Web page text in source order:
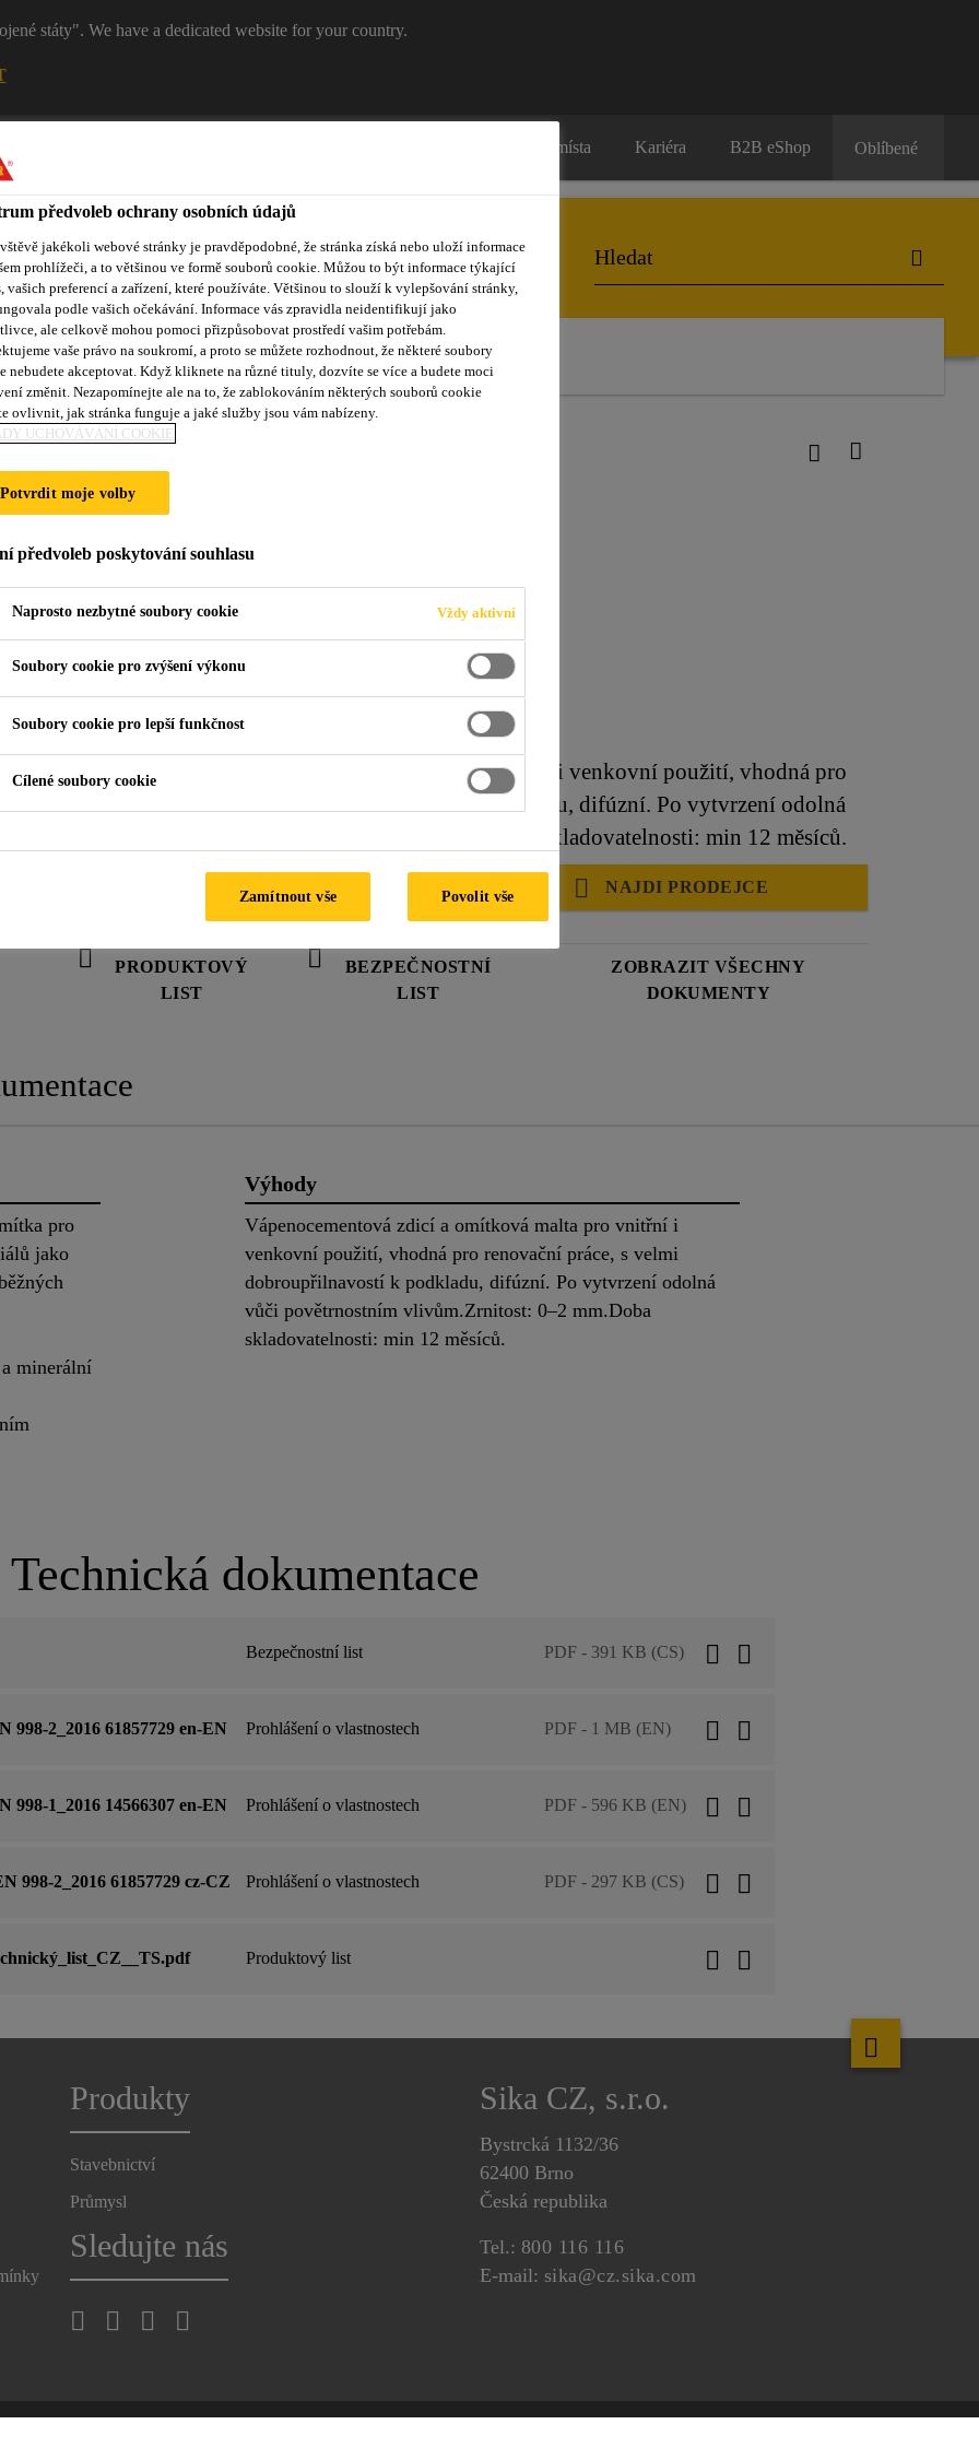
státy". We have a dedicated website for your country.
Prodejní místa Kariéra B2B eShop Oblíbené
PCI Pecicret® K 01
(dříve PCI Pecicret® K 01)
Univezální jádrová omítka
Vápenocementová zdicí a omítková malta pro vnitřní i venkovní použití, vhodná pro
renovační práce, s velmi dobroupřilnavostí k podkladu, difúzní. Po vytvrzení odolná
vůči povětrnostním vlivům.Zrnitost: 0–2 mm.Doba skladovatelnosti: min 12 měsíců.
NAJDI PRODEJCE
PRODUKTOVÝ
LIST
BEZPEČNOSTNÍ
LIST
ZOBRAZIT VŠECHNY
DOKUMENTY
pro
jako
minerální
Výhody
Vápenocementová zdicí a omítková malta pro vnitřní i
venkovní použití, vhodná pro renovační práce, s velmi
dobroupřilnavostí k podkladu, difúzní. Po vytvrzení odolná
vůči povětrnostním vlivům.Zrnitost: 0–2 mm.Doba
skladovatelnosti: min 12 měsíců.
Technická dokumentace
Bezpečnostní list PDF - 391 KB (CS)
998-2_2016 61857729 en-EN Prohlášení o vlastnostech PDF - 1 MB (EN)
998-1_2016 14566307 en-EN Prohlášení o vlastnostech PDF - 596 KB (EN)
998-2_2016 61857729 cz-CZ Prohlášení o vlastnostech PDF - 297 KB (CS)
Produktový list
Produkty
Stavebnictví
Průmysl
Sledujte nás
Sika CZ, s.r.o.
Bystrcká 1132/36
62400 Brno
Česká republika
Tel.: 800 116 116
E-mail: sika@cz.sika.com
předvoleb ochrany osobních údajů
jakékoli webové stránky je pravděpodobné, že stránka získá nebo uloží informace
prohlížeči, a to většinou ve formě souborů cookie. Můžou to být informace týkající
vašich preferencí a zařízení, které používáte. Většinou to slouží k vylepšování stránky,
podle vašich očekávání. Informace vás zpravidla neidentifikují jako
ale celkově mohou pomoci přizpůsobovat prostředí vašim potřebám.
vaše právo na soukromí, a proto se můžete rozhodnout, že některé soubory
nebudete akceptovat. Když kliknete na různé tituly, dozvíte se více a budete moci
změnit. Nezapomínejte ale na to, že zablokováním některých souborů cookie
ovlivnit, jak stránka funguje a jaké služby jsou vám nabízeny.
UCHOVÁVÁNÍ COOKIE
Potvrdit moje volby
předvoleb poskytování souhlasu
Naprosto nezbytné soubory cookie Vždy aktivní
Soubory cookie pro zvýšení výkonu
Soubory cookie pro lepší funkčnost
Cílené soubory cookie
Zamítnout vše Povolit vše